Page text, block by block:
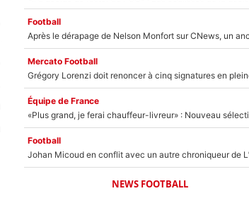
Football
Mercato Football
Équipe de France
Football
NEWS FOOTBALL